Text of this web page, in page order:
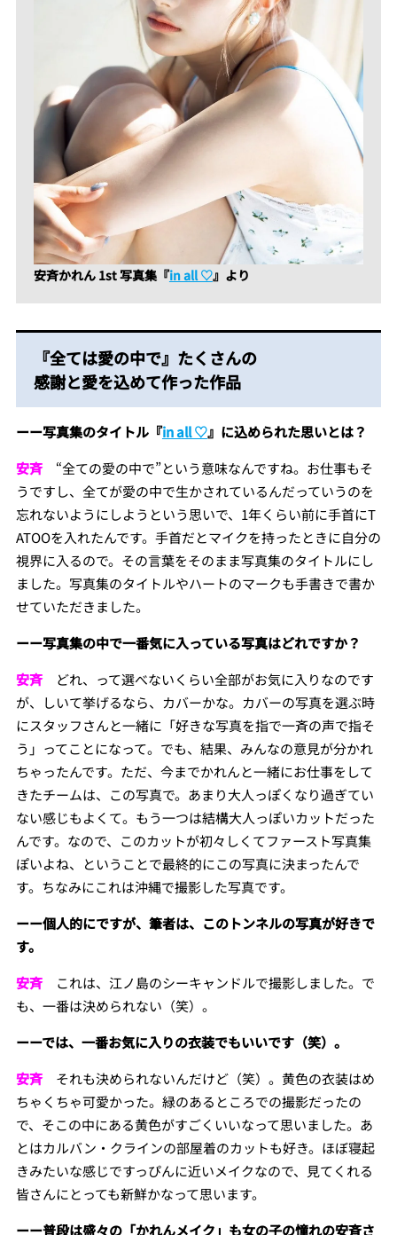
安斉かれん 1st 写真集『in all ♡』より
『全ては愛の中で』たくさんの
感謝と愛を込めて作った作品
ーー写真集のタイトル『in all ♡』に込められた思いとは？
安斉“全ての愛の中で”という意味なんですね。お仕事もそ
うですし、全てが愛の中で生かされているんだっていうのを
忘れないようにしようという思いで、1年くらい前に手首にT
ATOOを入れたんです。手首だとマイクを持ったときに自分の
視界に入るので。その言葉をそのまま写真集のタイトルにし
ました。写真集のタイトルやハートのマークも手書きで書か
せていただきました。
ーー写真集の中で一番気に入っている写真はどれですか？
安斉どれ、って選べないくらい全部がお気に入りなのです
が、しいて挙げるなら、カバーかな。カバーの写真を選ぶ時
にスタッフさんと一緒に「好きな写真を指で一斉の声で指そ
う」ってことになって。でも、結果、みんなの意見が分かれ
ちゃったんです。ただ、今までかれんと一緒にお仕事をして
きたチームは、この写真で。あまり大人っぽくなり過ぎてい
ない感じもよくて。もう一つは結構大人っぽいカットだった
んです。なので、このカットが初々しくてファースト写真集
ぽいよね、ということで最終的にこの写真に決まったんで
す。ちなみにこれは沖縄で撮影した写真です。
ーー個人的にですが、筆者は、このトンネルの写真が好きで
す。
安斉これは、江ノ島のシーキャンドルで撮影しました。で
も、一番は決められない（笑）。
ーーでは、一番お気に入りの衣装でもいいです（笑）。
安斉それも決められないんだけど（笑）。黄色の衣装はめ
ちゃくちゃ可愛かった。緑のあるところでの撮影だったの
で、そこの中にある黄色がすごくいいなって思いました。あ
とはカルバン・クラインの部屋着のカットも好き。ほぼ寝起
きみたいな感じですっぴんに近いメイクなので、見てくれる
皆さんにとっても新鮮かなって思います。
ーー普段は盛々の「かれんメイク」も女の子の憧れの安斉さ